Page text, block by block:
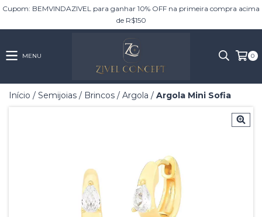
Cupom: BEMVINDAZIVEL para ganhar 10% OFF na primeira compra acima
de R$150
MENU 0
Início / Semijoias / Brincos / Argola / Argola Mini Sofia